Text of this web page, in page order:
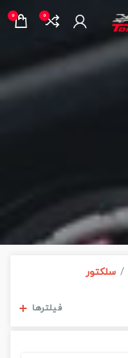
0
0
سلکتور
فیلترها